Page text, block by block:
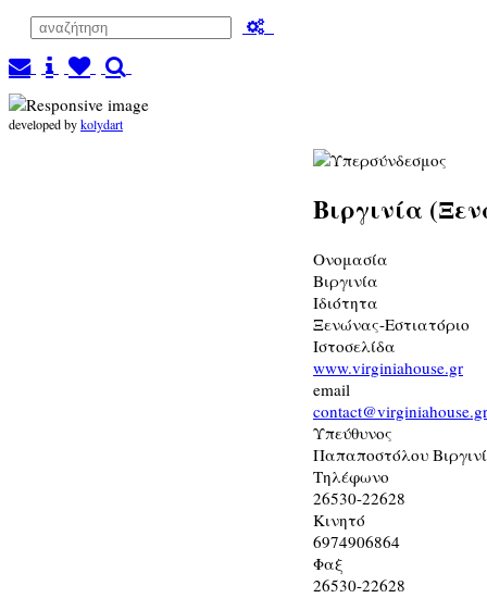
developed bykolydart
Βιργινία
Ονομασία
Βιργινία
Ιδιότητα
Ξενώνας-Εστιατόριο
Ιστοσελίδα
www.virginiahouse.gr
email
contact@virginiahouse.gr
Υπεύθυνος
Παπαποστόλου
Τηλέφωνο
26530-22628
Κινητό
6974906864
Φαξ
26530-22628